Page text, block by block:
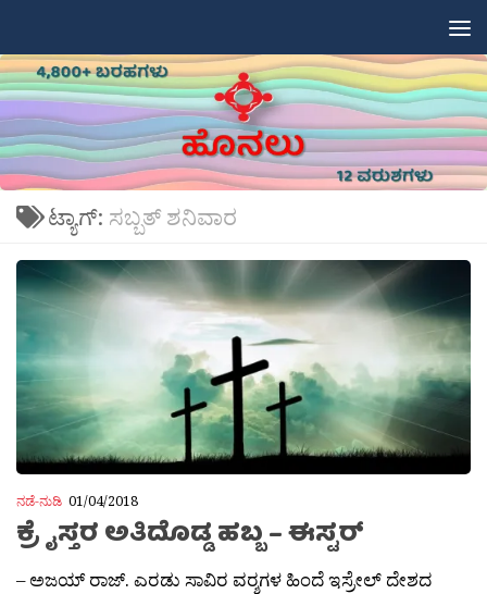
ಟ್ಯಾಗ್: ಸಬ್ಬತ್ ಶನಿವಾರ
ನಡೆ-ನುಡಿ 01/04/2018
ಕ್ರೈಸ್ತರ ಅತಿದೊಡ್ಡ ಹಬ್ಬ – ಈಸ್ಟರ್
– ಅಜಯ್ ರಾಜ್. ಎರಡು ಸಾವಿರ ವರ‍್ಶಗಳ ಹಿಂದೆ ಇಸ್ರೇಲ್ ದೇಶದ